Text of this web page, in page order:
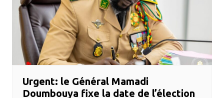
Urgent: le Général Mamadi
Doumbouya fixe la date de l’élection